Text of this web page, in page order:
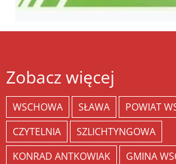
Zobacz więcej
WSCHOWA SŁAWA
POWIAT
CZYTELNIA
SZLICHTYNGOWA
KONRAD ANTKOWIAK
GMINA